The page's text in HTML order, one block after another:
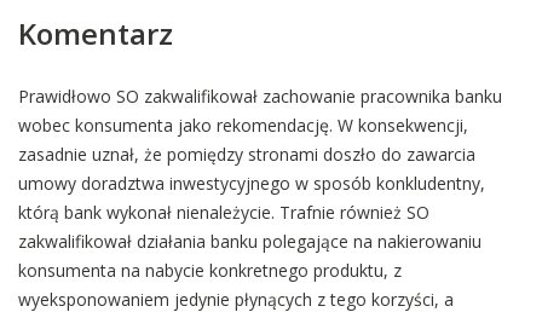
Komentarz
Prawidłowo SO zakwalifikował zachowanie pracownika banku
wobec konsumenta jako rekomendację. W konsekwencji,
zasadnie uznał, że pomiędzy stronami doszło do zawarcia
umowy doradztwa inwestycyjnego w sposób konkludentny,
którą bank wykonał nienależycie. Trafnie również SO
zakwalifikował działania banku polegające na nakierowaniu
konsumenta na nabycie konkretnego produktu, z
wyeksponowaniem jedynie płynących z tego korzyści, a